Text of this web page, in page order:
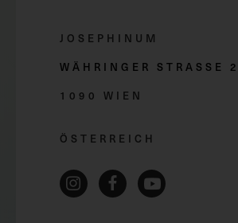
JOSEPHINUM
WÄHRINGER STRASSE 2
1090 WIEN
ÖSTERREICH